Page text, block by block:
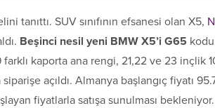
tanıttı. SUV sınıfının efsanesi olan X5,
Beşinci nesil yeni BMW X5’i G65
kaporta ana rengi, 21,22 ve 23 inçlik
açıldı. Almanya başlangıç fiyatı
fiyatlarla satışa sunulması